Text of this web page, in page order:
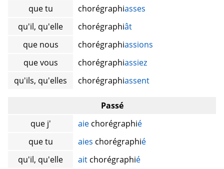
que tu
chorégraphiasses
qu'il, qu'elle
chorégraphiât
que nous
chorégraphiassions
que vous
chorégraphiassiez
qu'ils, qu'elles
chorégraphiassent
Passé
que j'
aie chorégraphié
que tu
aies chorégraphié
qu'il, qu'elle
ait chorégraphié